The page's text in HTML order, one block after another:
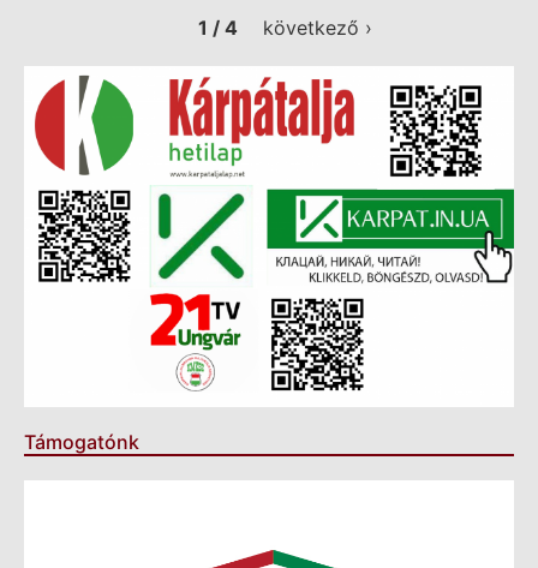
1 / 4
következő ›
Támogatónk